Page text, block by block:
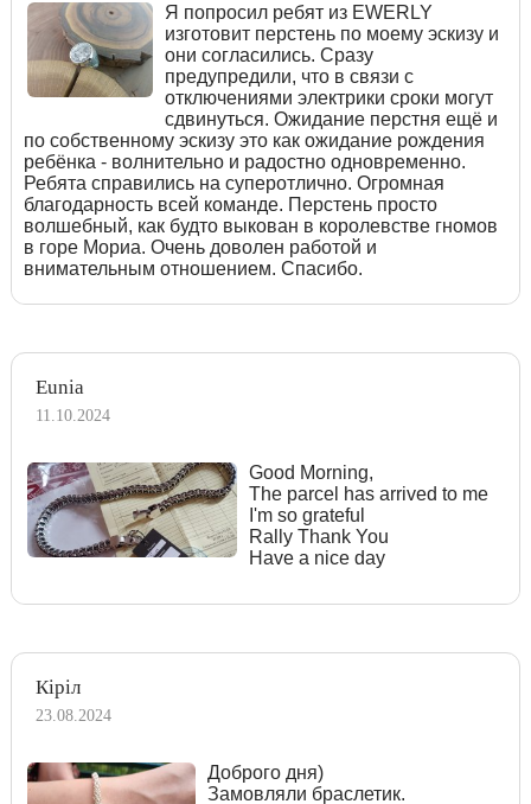
Я попросил ребят из EWERLY
изготовит перстень по моему эскизу и
они согласились. Сразу
предупредили, что в связи с
отключениями электрики сроки могут
сдвинуться. Ожидание перстня ещё и
по собственному эскизу это как ожидание рождения
ребёнка - волнительно и радостно одновременно.
Ребята справились на суперотлично. Огромная
благодарность всей команде. Перстень просто
волшебный, как будто выкован в королевстве гномов
в горе Мориа. Очень доволен работой и
внимательным отношением. Спасибо.
Eunia
11.10.2024
Good Morning,
The parcel has arrived to me
I'm so grateful
Rally Thank You
Have a nice day
Кіріл
23.08.2024
Доброго дня)
Замовляли браслетик.